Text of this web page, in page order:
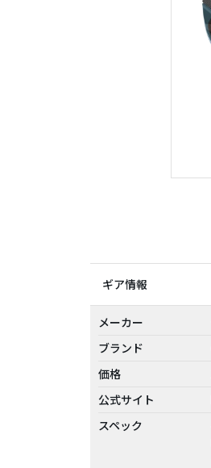
ギア情報
メーカー
ブランド
価格
公式サイト
スペック